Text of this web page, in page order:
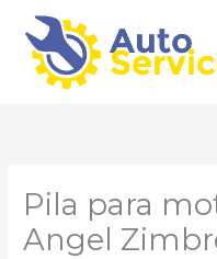
contenido
Pila para
Angel